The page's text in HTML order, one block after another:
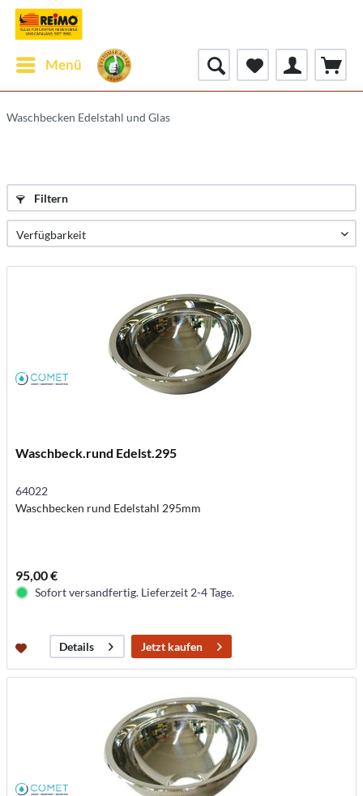
Menü
Waschbecken Edelstahl und Glas
Filtern
Waschbeck.rund Edelst.295
64022
Waschbecken rund Edelstahl 295mm
95,00 €
Sofort versandfertig. Lieferzeit 2-4 Tage.
Details Jetzt kaufen